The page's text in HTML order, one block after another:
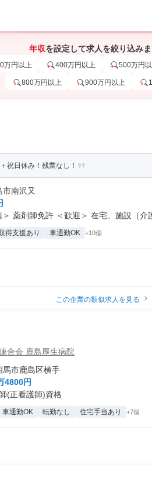
年収を設定して求人を絞り込みま
万円以上 400万円以上 500万円
800万円以上 900万円以上
祝日休み！残業なし！
南沢又
薬剤師免許 ＜歓迎＞ 在宅、施設（介
得支援あり 車通勤OK +10個
この企業の類似求人を見る
合会 鹿島厚生病院
市鹿島区横手
4800円
(正看護師)資格
車通勤OK 転勤なし 住宅手当あり +7個